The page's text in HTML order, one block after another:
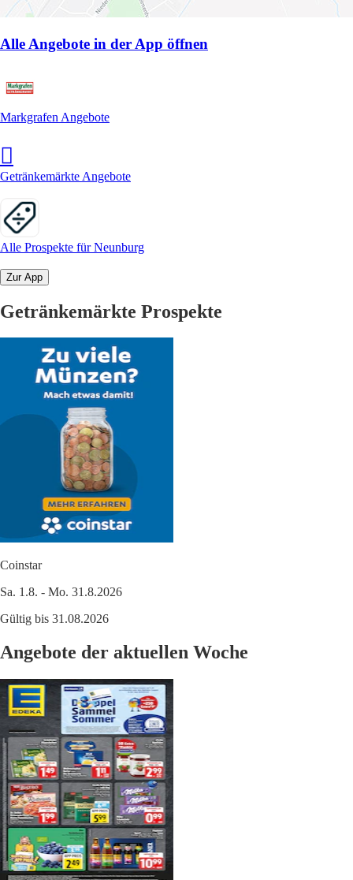
Alle Angebote in der App öffnen
Markgrafen Angebote
Getränkemärkte Angebote
Alle Prospekte für Neunburg
Zur App
Getränkemärkte Prospekte
Coinstar
Sa. 1.8. - Mo. 31.8.2026
Gültig bis 31.08.2026
Angebote der aktuellen Woche